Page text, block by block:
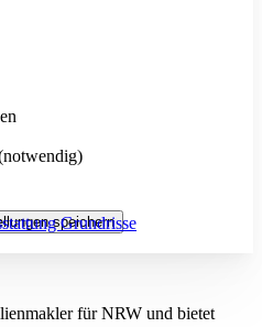
Grundrisse
speichern
für NRW und bietet